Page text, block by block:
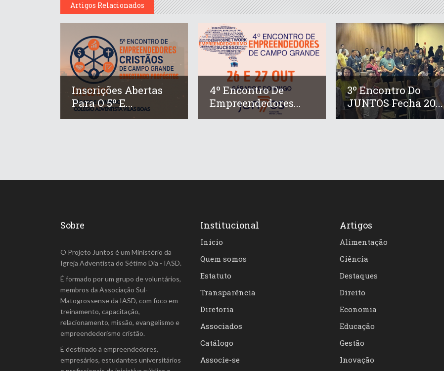
Artigos Relacionados
Inscrições Abertas
Para O 5º E...
4º Encontro De
Empreendedores...
3º Encontro Do
JUNTOS Fecha 20...
Sobre
O Projeto Juntos é um Ministério da
Igreja Adventista do Sétimo Dia - IASD.
É formado por um grupo de voluntários,
membros da Associação Sul-
Matogrossense da IASD, com foco em
treinamento, capacitação,
relacionamento, missão, evangelismo e
empreendedorismo cristão.
É destinado à empreendedores,
empresários, estudantes universitários
Institucional
Início
Quem somos
Estatuto
Transparência
Diretoria
Associados
Catálogo
Associe-se
Artigos
Alimentação
Ciência
Destaques
Direito
Economia
Educação
Gestão
Inovação